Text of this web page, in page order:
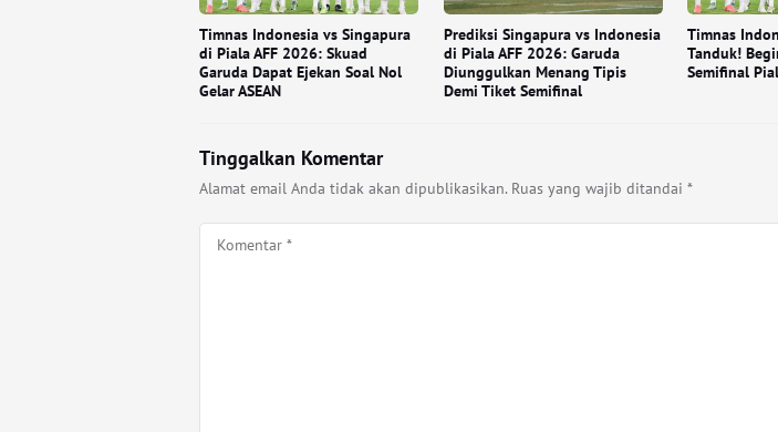
Timnas Indonesia vs Singapura
di Piala AFF 2026: Skuad
Garuda Dapat Ejekan Soal Nol
Gelar ASEAN
Prediksi Singapura vs Indonesia
di Piala AFF 2026: Garuda
Diunggulkan Menang Tipis
Demi Tiket Semifinal
Timnas
Tanduk!
Semifinal
Tinggalkan Komentar
Alamat email Anda tidak akan dipublikasikan. Ruas yang wajib ditandai *